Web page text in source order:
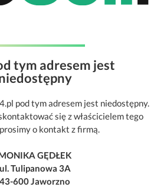
tym adresem jest
pod tym adresem jest niedostępny.
się z właścicielem tego
o kontakt z firmą.
GĘDŁEK
ul. Tulipanowa 3A
43-600 Jaworzno